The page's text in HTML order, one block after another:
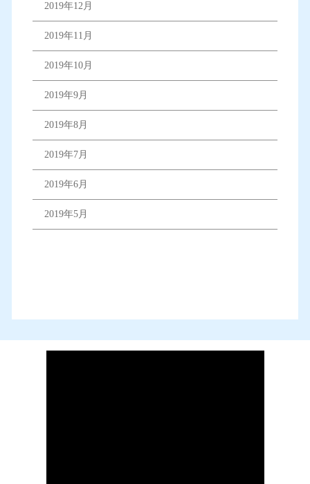
2019年12月
2019年11月
2019年10月
2019年9月
2019年8月
2019年7月
2019年6月
2019年5月